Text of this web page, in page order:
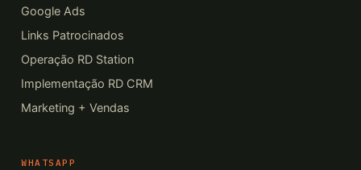
Google Ads
Links Patrocinados
Operação RD Station
Implementação RD CRM
Marketing + Vendas
WHATSAPP